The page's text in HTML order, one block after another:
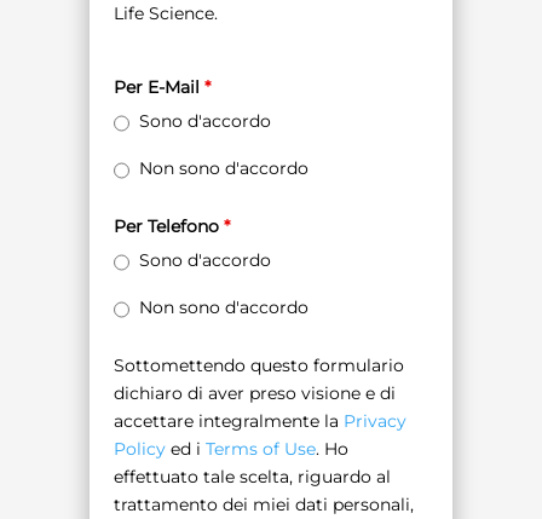
Life Science.
Per E-Mail *
Sono d'accordo
Non sono d'accordo
Per Telefono *
Sono d'accordo
Non sono d'accordo
Sottomettendo questo formulario
dichiaro di aver preso visione e di
accettare integralmente la Privacy
Policyed i Terms of Use. Ho
effettuato tale scelta, riguardo al
trattamento dei miei dati personali,